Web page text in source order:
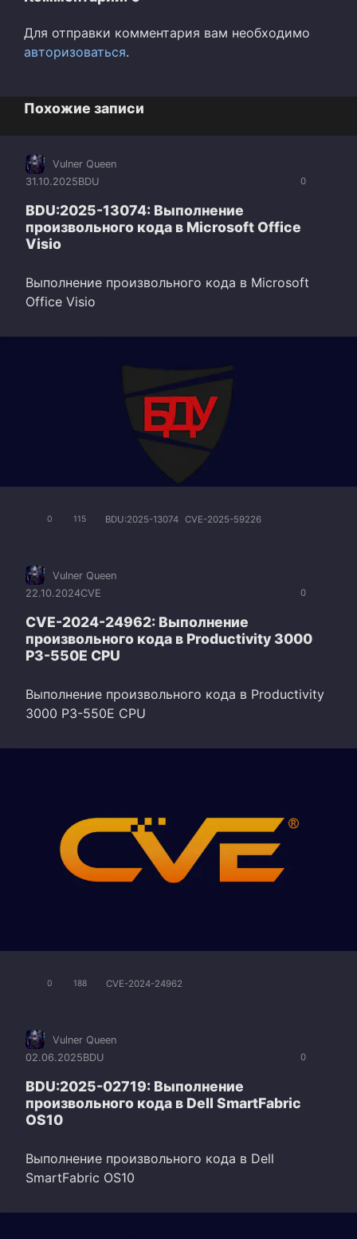
Для отправки комментария вам необходимо
авторизоваться.
Похожие записи
0
Vulner Queen
31.10.2025BDU
BDU:2025-13074: Выполнение
произвольного кода в Microsoft Office
Visio
Выполнение произвольного кода в Microsoft
Office Visio
0 115 BDU:2025-13074 CVE-2025-59226
0
Vulner Queen
22.10.2024CVE
CVE-2024-24962: Выполнение
произвольного кода в Productivity 3000
P3-550E CPU
Выполнение произвольного кода в Productivity
3000 P3-550E CPU
0 188 CVE-2024-24962
0
Vulner Queen
02.06.2025BDU
BDU:2025-02719: Выполнение
произвольного кода в Dell SmartFabric
OS10
Выполнение произвольного кода в Dell
SmartFabric OS10